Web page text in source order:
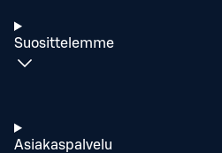
Suosittelemme
Asiakaspalvelu